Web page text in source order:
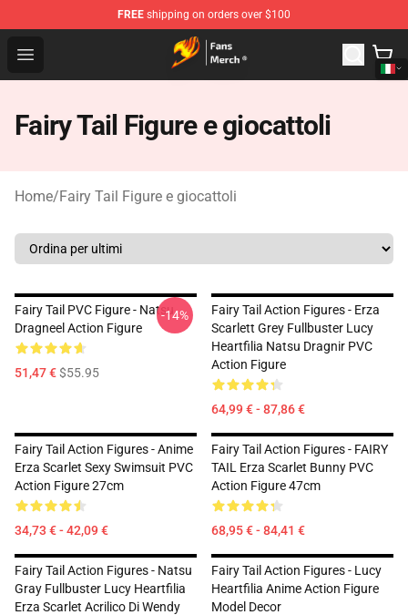
FREE shipping on orders over $100
Open menu
Fairy Tail Store - Official Fairy Tail Merchandise Shop
Fairy Tail Figure e giocattoli
Home/Fairy Tail Figure e giocattoli
Fairy Tail PVC Figure - Natsu
Dragneel Action Figure
51,47 €$55.95
-14%
Fairy Tail Action Figures - Erza
Scarlett Grey Fullbuster Lucy
Heartfilia Natsu Dragnir PVC
Action Figure
64,99 € - 87,86 €
Fairy Tail Action Figures - Anime
Erza Scarlet Sexy Swimsuit PVC
Action Figure 27cm
34,73 € - 42,09 €
Fairy Tail Action Figures - FAIRY
TAIL Erza Scarlet Bunny PVC
Action Figure 47cm
68,95 € - 84,41 €
Fairy Tail Action Figures - Natsu
Gray Fullbuster Lucy Heartfilia
Erza Scarlet Acrilico Di Wendy
Fairy Tail Action Figures - Lucy
Heartfilia Anime Action Figure
Model Decor